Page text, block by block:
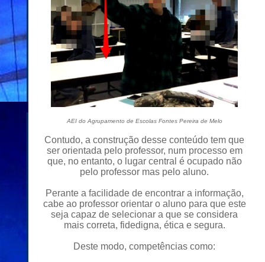
AEI do Agrupamento de Escolas Fontes Pereira de Melo
Contudo, a construção desse conteúdo tem que
ser orientada pelo professor, num processo em
que, no entanto, o lugar central é ocupado não
pelo professor mas pelo aluno.
Perante a facilidade de encontrar a informação,
cabe ao professor orientar o aluno para que este
seja capaz de selecionar a que se considera
mais correta, fidedigna, ética e segura.
Deste modo, competências como: